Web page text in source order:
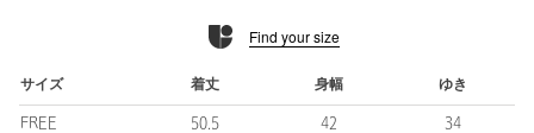
特殊な紡績方法で紡ぐことで、しなやかでなめらかな触感と、自
その後の生地加工により、ハリ感なきれいな表情に仕上げまし
た。
Find your size
サイズ 着丈 身幅 ゆき
FREE 50.5 42 34